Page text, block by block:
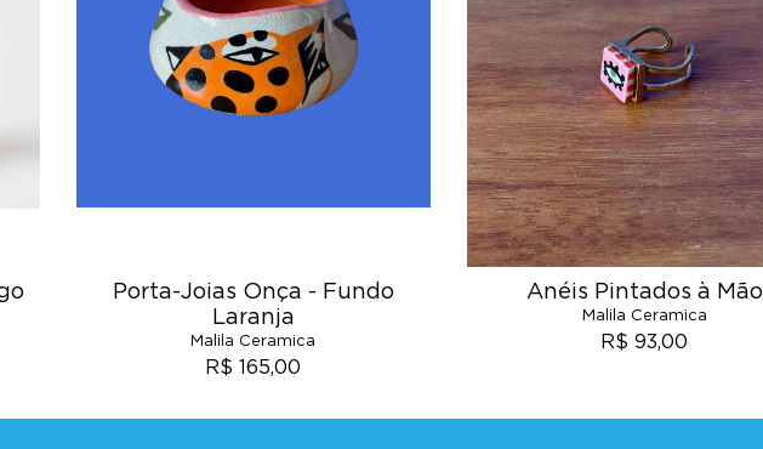
Porta-Joias Onça - Fundo
Laranja
Malila Ceramica
R$ 165,00
Anéis Pintados à Mão
Malila Ceramica
R$ 93,00